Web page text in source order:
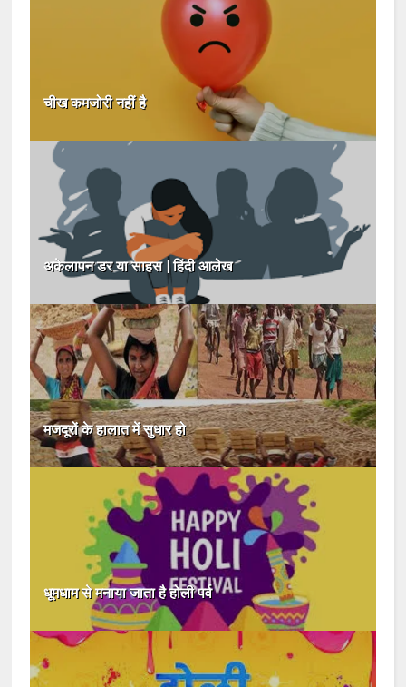
चीख कमजोरी नहीं है
अकेलापन डर या साहस | हिंदी आलेख
मजदूरों के हालात में सुधार हो
धूमधाम से मनाया जाता है होली पर्व